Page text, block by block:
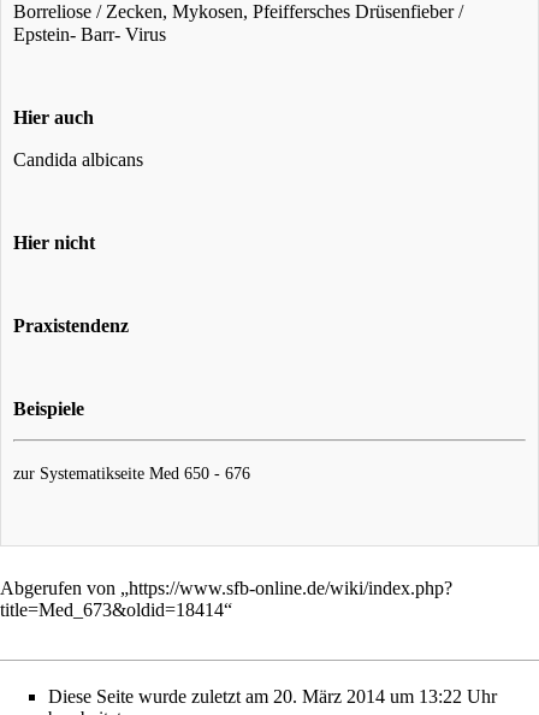
Borreliose / Zecken, Mykosen, Pfeiffersches Drüsenfieber /
Epstein- Barr- Virus
Hier auch
Candida albicans
Hier nicht
Praxistendenz
Beispiele
zur Systematikseite Med 650 - 676
Abgerufen von „https://www.sfb-online.de/wiki/index.php?
title=Med_673&oldid=18414“
Diese Seite wurde zuletzt am 20. März 2014 um 13:22 Uhr